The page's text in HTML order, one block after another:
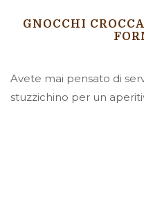
GNOCCHI
Avete mai pensato di
stuzzichino per un